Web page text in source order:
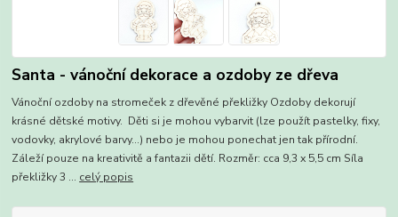
Santa - vánoční dekorace a ozdoby ze dřeva
Vánoční ozdoby na stromeček z dřevěné překližky Ozdoby dekorují
krásné dětské motivy. Děti si je mohou vybarvit (lze použít pastelky, fixy,
vodovky, akrylové barvy...) nebo je mohou ponechat jen tak přírodní.
Záleží pouze na kreativitě a fantazii dětí. Rozměr: cca 9,3 x 5,5 cm Síla
překližky 3 ... celý popis